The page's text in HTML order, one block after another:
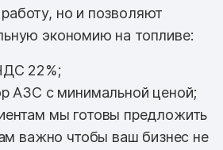
но и позволяют
экономию на топливе:
22%;
АЗС с минимальной ценой;
мы готовы предложить
важно чтобы ваш бизнес не